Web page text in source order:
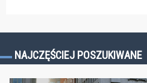
NAJCZĘŚCIEJ POSZUKIWANE